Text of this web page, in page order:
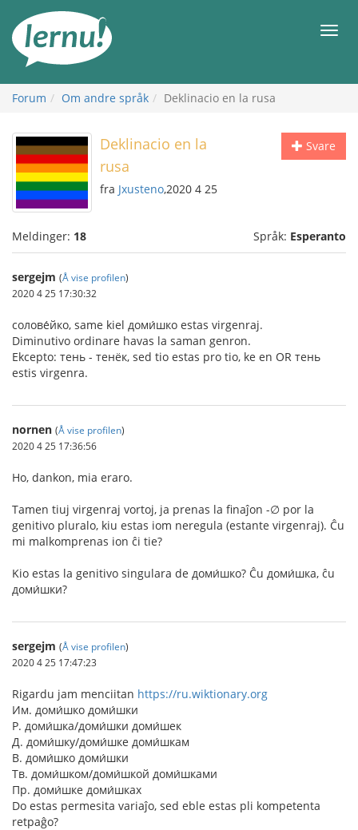
innholdet
Meny
Forum Om andre språk Deklinacio en la rusa
Svare
Deklinacio en la
rusa
fra Jxusteno,2020 4 25
Meldinger: 18 Språk: Esperanto
sergejm (Å vise profilen)
2020 4 25 17:30:32
солове́йко, same kiel доми́шко estas virgenraj.
Diminutivo ordinare havas la saman genron.
Ekcepto: тень - тенёк, sed tio estas pro tio, ke en OR тень
estis virgenra.
nornen (Å vise profilen)
2020 4 25 17:36:56
Ho, dankon, mia eraro.
Tamen tiuj virgenraj vortoj, ja prenas la finaĵon -∅ por la
genitivo pluralo, kiu estas iom neregula (estante virgenraj). Ĉu
mi malkomprenas ion ĉi tie?
Kio estas la genitivo singulara de доми́шко? Ĉu доми́шка, ĉu
доми́шки?
sergejm (Å vise profilen)
2020 4 25 17:47:23
Rigardu jam menciitan https://ru.wiktionary.org
Им. доми́шко доми́шки
Р. доми́шка/доми́шки доми́шек
Д. доми́шку/доми́шке доми́шкам
В. доми́шко доми́шки
Тв. доми́шком/доми́шкой доми́шками
Пр. доми́шке доми́шках
Do estas permesita variaĵo, sed eble estas pli kompetenta
retpaĝo?